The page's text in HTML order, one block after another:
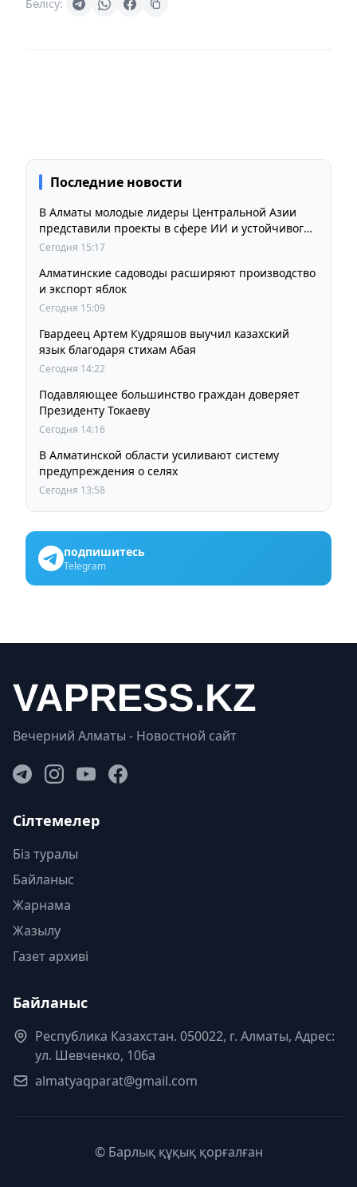
Бөлісу:
Последние новости
В Алматы молодые лидеры Центральной Азии
представили проекты в сфере ИИ и устойчивого
развития
Сегодня 15:17
Алматинские садоводы расширяют производство
и экспорт яблок
Сегодня 15:09
Гвардеец Артем Кудряшов выучил казахский
язык благодаря стихам Абая
Сегодня 14:22
Подавляющее большинство граждан доверяет
Президенту Токаеву
Сегодня 14:16
В Алматинской области усиливают систему
предупреждения о селях
Сегодня 13:58
подпишитесь
Telegram
Вечерний Алматы - Новостной сайт
Сілтемелер
Біз туралы
Байланыс
Жарнама
Жазылу
Газет архиві
Байланыс
Республика Казахстан. 050022, г. Алматы, Адрес:
ул. Шевченко, 106а
almatyaqparat@gmail.com
© Барлық құқық қорғалған